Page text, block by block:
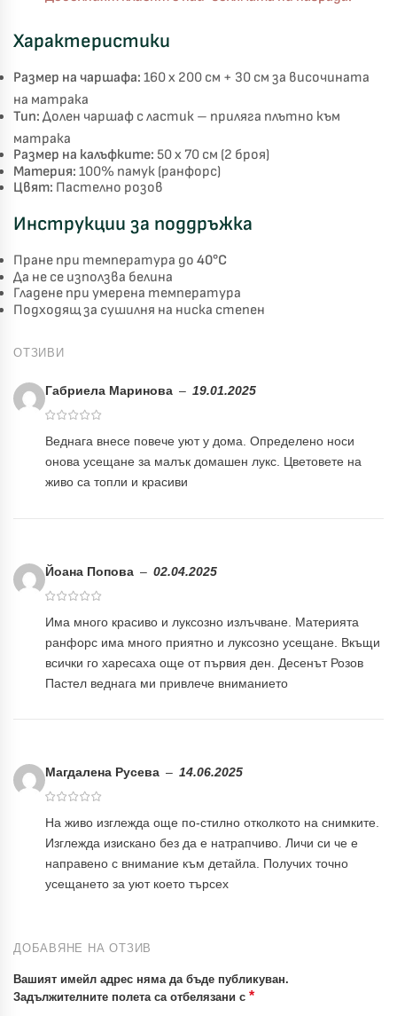
Характеристики
Размер на чаршафа: 160 x 200 см + 30 см за височината
на матрака
Тип: Долен чаршаф с ластик – приляга плътно към
матрака
Размер на калъфките: 50 x 70 см (2 броя)
Материя: 100% памук (ранфорс)
Цвят: Пастелно розов
Инструкции за поддръжка
Пране при температура до 40°C
Да не се използва белина
Гладене при умерена температура
Подходящ за сушилня на ниска степен
ОТЗИВИ
Габриела Маринова – 19.01.2025
Веднага внесе повече уют у дома. Определено носи
онова усещане за малък домашен лукс. Цветовете на
живо са топли и красиви
Йоана Попова – 02.04.2025
Има много красиво и луксозно излъчване. Материята
ранфорс има много приятно и луксозно усещане. Вкъщи
всички го харесаха още от първия ден. Десенът Розов
Пастел веднага ми привлече вниманието
Магдалена Русева – 14.06.2025
На живо изглежда още по-стилно отколкото на снимките.
Изглежда изискано без да е натрапчиво. Личи си че е
направено с внимание към детайла. Получих точно
усещането за уют което търсех
ДОБАВЯНЕ НА ОТЗИВ
Вашият имейл адрес няма да бъде публикуван.
Задължителните полета са отбелязани с *
🎁 Късметът избра Вас!
✦
Хавлиени кърпи – Комплект 2 части – 100% памук
Бяло и Небесносиньо Екрю и Бежово